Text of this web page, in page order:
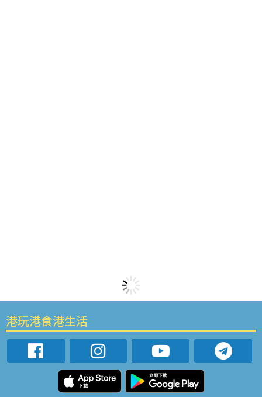
港玩港食港生活